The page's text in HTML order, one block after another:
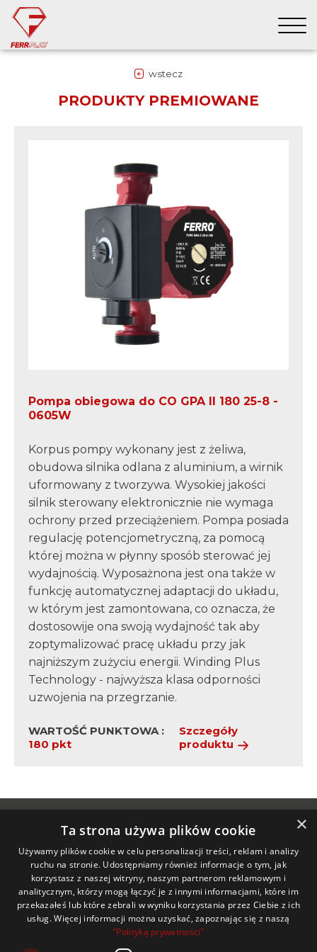
wstecz
PRODUKTY PREMIOWANE
Pompa obiegowa do CO GPA II 180 25-8 -
0605W
Korpus pompy wykonany jest z żeliwa,
obudowa silnika odlana z aluminium, a wirnik
uformowany z tworzywa. Wysokiej jakości
silnik sterowany elektronicznie nie wymaga
ochrony przed przeciążeniem. Pompa posiada
regulację potencjometryczną, za pomocą
której można w płynny sposób sterować jej
wydajnością. Wyposażnona jest ona także w
funkcję automatycznej adaptacji do układu,
w którym jest zamontowana, co oznacza, że
dostosowije ona swoją wydajność tak aby
zoptymalizować pracę układu przy jak
najniższym zużyciu energii. Winding Plus
Technology - najwyższa klasa odporności
uzwojenia na przegrzanie.
WARTOŚĆ PUNKTOWA :
180 pkt
Szczegóły
produktu
pobierz
aplikację
mobilną
contact@ferrplay.info
61 111 0143
(dni powszednie w godz.: 9.00 - 17.00)
×
Ta strona używa plików cookie
Używamy plików cookie w celu personalizacji treści, reklam i analizy
ruchu na stronie. Udostępniamy również informacje o tym, jak
korzystasz z naszej witryny, naszym partnerom reklamowym i
analitycznym, którzy mogą łączyć je z innymi informacjami, które im
przekazałeś lub które zebrali w wyniku korzystania przez Ciebie z ich
usług. Więcej informacji można uzyskać, zapoznając się z naszą
"Polityką prywatności"